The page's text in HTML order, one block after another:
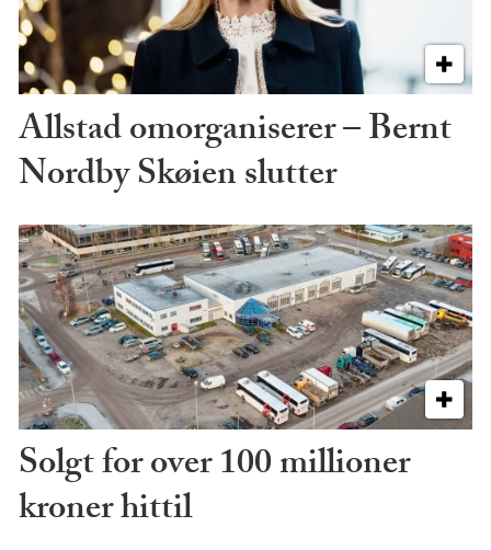
Allstad omorganiserer – Bernt
Nordby Skøien slutter
Solgt for over 100 millioner
kroner hittil